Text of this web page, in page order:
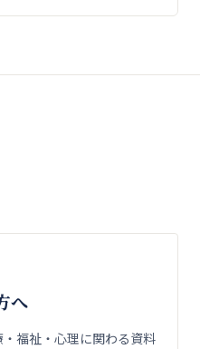
へ
福祉・心理に関わる資料